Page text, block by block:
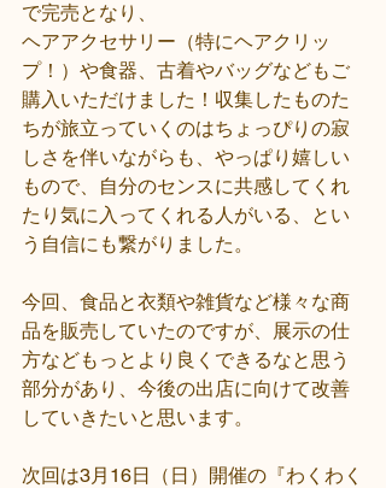
で完売となり、
ヘアアクセサリー（特にヘアクリッ
プ！）や食器、古着やバッグなどもご
購入いただけました！収集したものた
ちが旅立っていくのはちょっぴりの寂
しさを伴いながらも、やっぱり嬉しい
もので、自分のセンスに共感してくれ
たり気に入ってくれる人がいる、とい
う自信にも繋がりました。
今回、食品と衣類や雑貨など様々な商
品を販売していたのですが、展示の仕
方などもっとより良くできるなと思う
部分があり、今後の出店に向けて改善
していきたいと思います。
次回は3月16日（日）開催の『わくわく